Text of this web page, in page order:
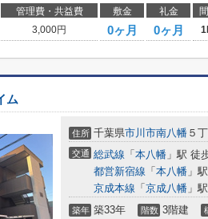
管理費・共益費 敷金 礼金
3,000円 0ヶ月 0ヶ月
ム
住所 千葉県市川市南八幡 ５
交通 総武線 「 本八幡 」駅 徒
都営新宿線 「 本八幡 」
京成本線 「 京成八幡 」
築年 築33年 階数 3階建